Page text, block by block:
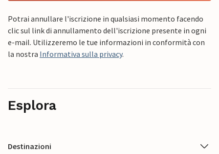
Potrai annullare l'iscrizione in qualsiasi momento facendo
clic sul link di annullamento dell'iscrizione presente in ogni
e-mail. Utilizzeremo le tue informazioni in conformità con
la nostra Informativa sulla privacy.
Esplora
Destinazioni